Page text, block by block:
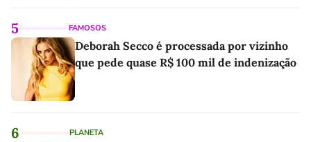
5 FAMOSOS
Deborah Secco é processada por vizinho
que pede quase R$ 100 mil de indenização
6 PLANETA